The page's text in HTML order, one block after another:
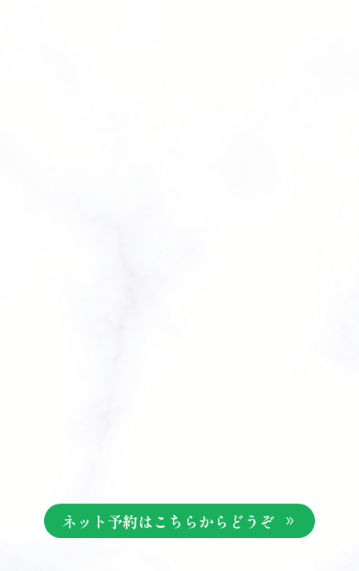
ネット予約はこちらからどうぞ